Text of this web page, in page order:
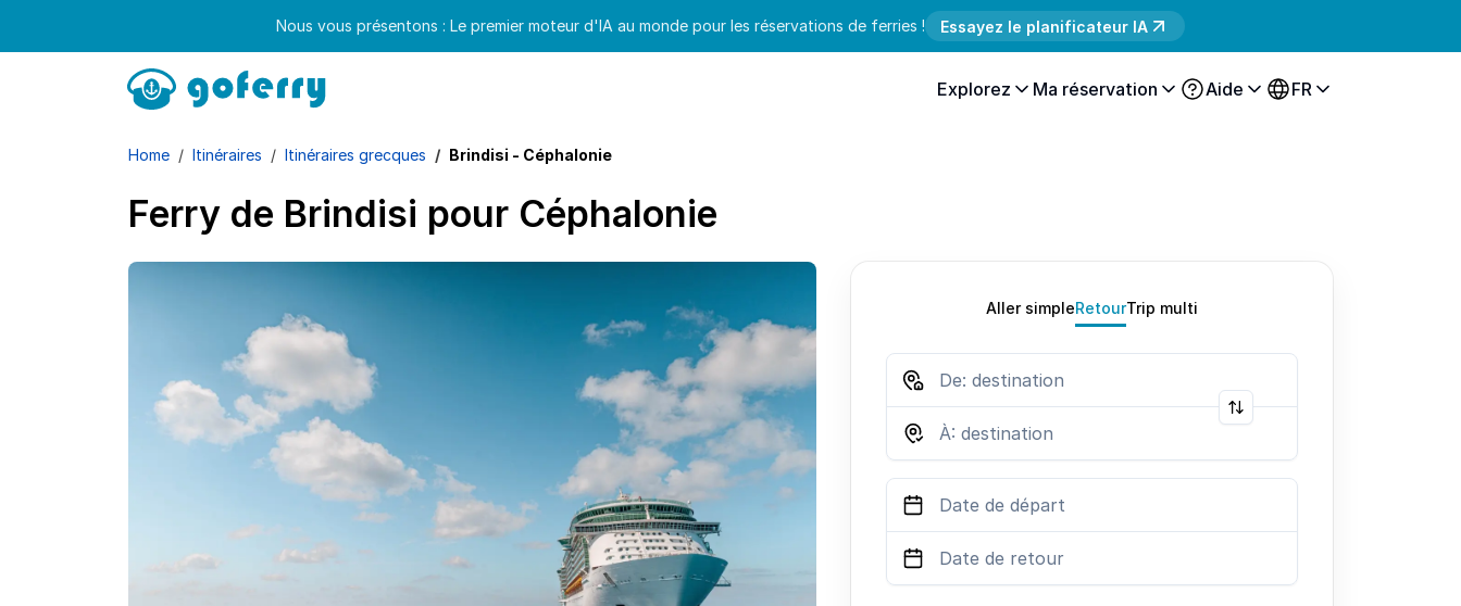
Nous vous présentons : Le premier moteur d'IA au monde pour les réservations de ferries ! Essayez le planificateur IA
Explorez Ma réservation Aide FR
Home Itinéraires Itinéraires grecques Brindisi - Céphalonie
Ferry de Brindisi pour Céphalonie
Aller simpleRetourTrip multi